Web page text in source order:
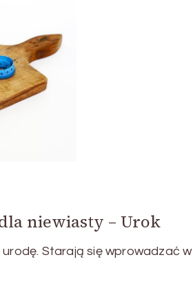
niewiasty – Urok
Starają się wprowadzać w